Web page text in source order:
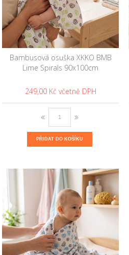
Bambusová osuška XKKO BMB
Lime Spirals 90x100cm
249,00 Kč
PŘIDAT DO KOŠÍKU